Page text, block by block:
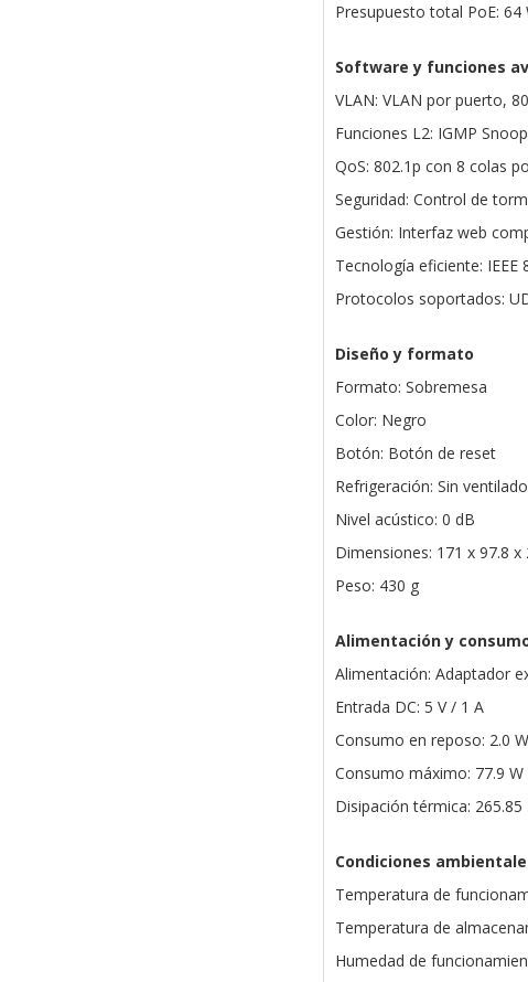
Presupuesto total PoE: 64
Software y funciones
VLAN: VLAN por puerto,
Funciones L2: IGMP
QoS: 802.1p con 8 colas
Seguridad: Control de
Gestión: Interfaz web
Tecnología eficiente:
Protocolos soportados:
Diseño y formato
Formato: Sobremesa
Color: Negro
Botón: Botón de reset
Refrigeración: Sin
Nivel acústico: 0 dB
Dimensiones: 171 x 97.8 x
Peso: 430 g
Alimentación y
Alimentación: Adaptador
Entrada DC: 5 V / 1 A
Consumo en reposo: 2.0 W
Consumo máximo: 77.9
Disipación térmica: 265.85
Condiciones
Temperatura de
Temperatura de
Humedad de